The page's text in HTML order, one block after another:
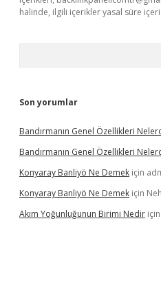
halinde, ilgili içerikler yasal süre
Son yorumlar
Bandırmanın Genel Özellikleri
Bandırmanın Genel Özellikleri
Konyaray Banliyö Ne Demek için
Konyaray Banliyö Ne Demek için
Akım Yoğunluğunun Birimi Nedir için